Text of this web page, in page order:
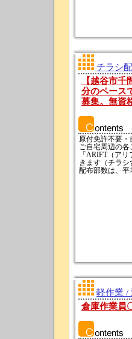
チラシ
【越谷市
分のペース
募集。無資
原付免許不要・
ご自宅周辺の
「ARIFT（ア
きます（チラシ
配布部数は、平
軽作業 /
倉庫作業員